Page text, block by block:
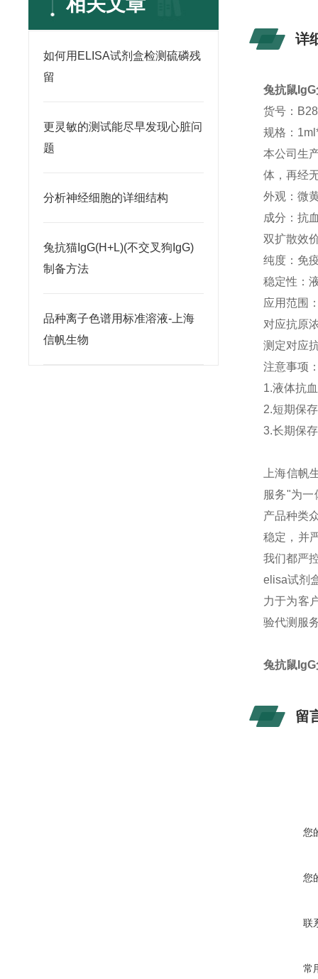
如何用ELISA试剂盒检测硫磷残
留
更灵敏的测试能尽早发现心脏问
题
分析神经细胞的详细结构
兔抗猫IgG(H+L)(不交叉狗IgG)
制备方法
品种离子色谱用标准溶液-上海
信帆生物
详
兔抗鼠
货号：
规格：
本公司生
体，再经
外观：微
成分：抗
双扩散效
纯度：免
稳定性：
应用范围
对应抗原
测定对应
注意事项
1.液体抗
2.短期保
3.长期保
上海信帆
服务"为一
产品种类
稳定，并
我们都严
elisa试剂
力于为客
验代测服
兔抗鼠
留
您
您
联
常